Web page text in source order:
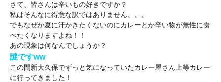
さて、皆さんは辛いもの好きですか？
私はそんなに得意な訳ではありません。。。
でもなぜか夏に汗かきたくないのにカレーとか辛い物が無性に食
べたくなりますよね！！
あの現象は何なんでしょうか？
謎ですww
この間新大久保でずっと気になっていたカレー屋さん上等カレー
に行ってきました！